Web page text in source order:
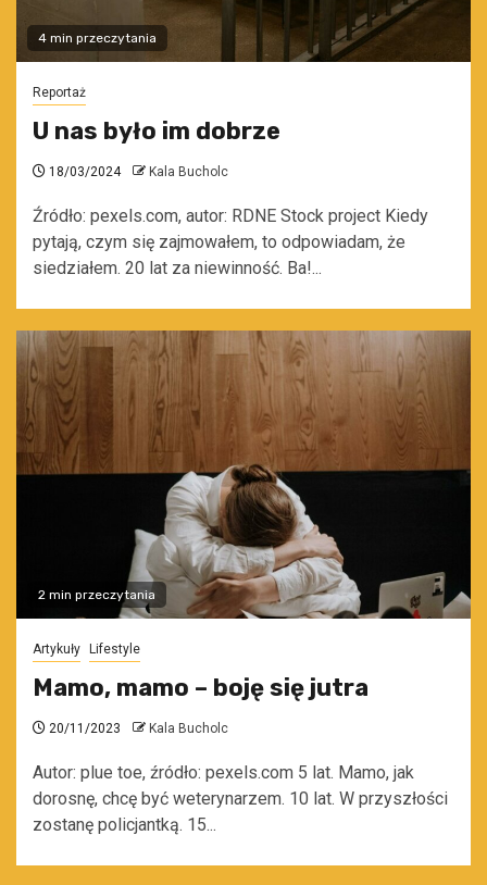
4 min przeczytania
Reportaż
U nas było im dobrze
18/03/2024 Kala Bucholc
Źródło: pexels.com, autor: RDNE Stock project Kiedy
pytają, czym się zajmowałem, to odpowiadam, że
siedziałem. 20 lat za niewinność. Ba!...
2 min przeczytania
Artykuły Lifestyle
Mamo, mamo – boję się jutra
20/11/2023 Kala Bucholc
Autor: plue toe, źródło: pexels.com 5 lat. Mamo, jak
dorosnę, chcę być weterynarzem. 10 lat. W przyszłości
zostanę policjantką. 15...